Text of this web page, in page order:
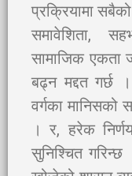
प्रक्रियामा
समावेशिता,
सामाजिक एकता
बढ्न मद्दत गर्छ
वर्गका मानिसको
। र, हरेक निर्णय
सुनिश्चित गरिन्छ